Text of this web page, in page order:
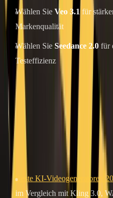
Wählen Sie Veo 3.1für
Markenqualität
Wählen Sie Seedance 2.0für
Testeffizienz
Wenn Sie einen langfristigen
zu einer
Zusammenarbeit mit
die Abhängigkeit von einem
Weiterführende
Beste KI-Videogeneratoren
im Vergleich mit Kling 3.0,